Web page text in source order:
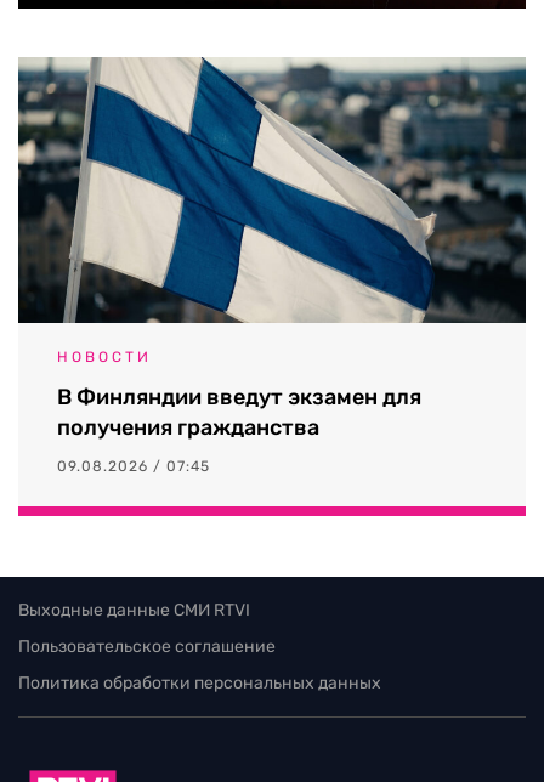
НОВОСТИ
В Финляндии введут экзамен для
получения гражданства
09.08.2026 / 07:45
Выходные данные СМИ RTVI
Пользовательское соглашение
Политика обработки персональных данных